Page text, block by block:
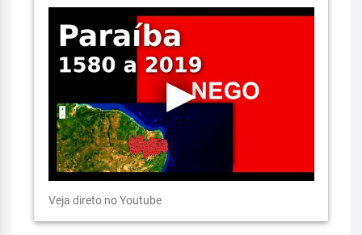
Veja direto no Youtube